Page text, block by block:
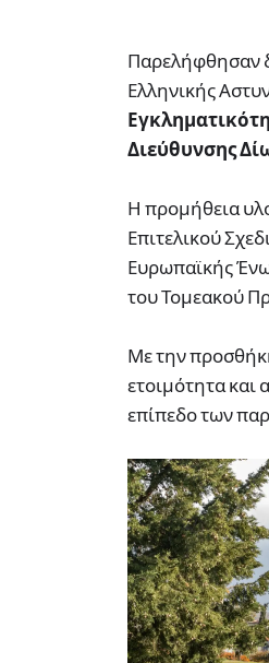
Παρελήφθησαν
Ελληνικής
Διεύθυνσης
Η προμήθεια
Επιτελικού
Ευρωπαϊκής
του Τομεακού
Με την
ετοιμότητα και
επίπεδο των